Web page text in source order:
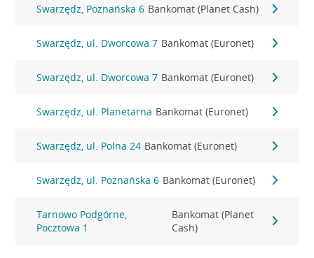
Swarzędz, Poznańska 6 Bankomat (Planet Cash)
Swarzędz, ul. Dworcowa 7 Bankomat (Euronet)
Swarzędz, ul. Dworcowa 7 Bankomat (Euronet)
Swarzędz, ul. Planetarna Bankomat (Euronet)
Swarzędz, ul. Polna 24 Bankomat (Euronet)
Swarzędz, ul. Poznańska 6 Bankomat (Euronet)
Tarnowo Podgórne,
Pocztowa 1
Bankomat (Planet
Cash)